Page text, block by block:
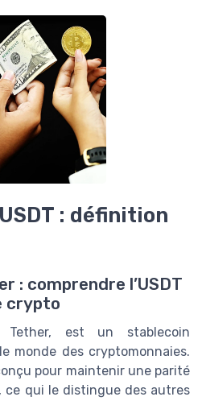
: définition
: comprendre l’USDT
crypto
Tether, est un stablecoin
monde des cryptomonnaies.
pour maintenir une parité
ce qui le distingue des autres